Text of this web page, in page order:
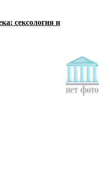
сексология и